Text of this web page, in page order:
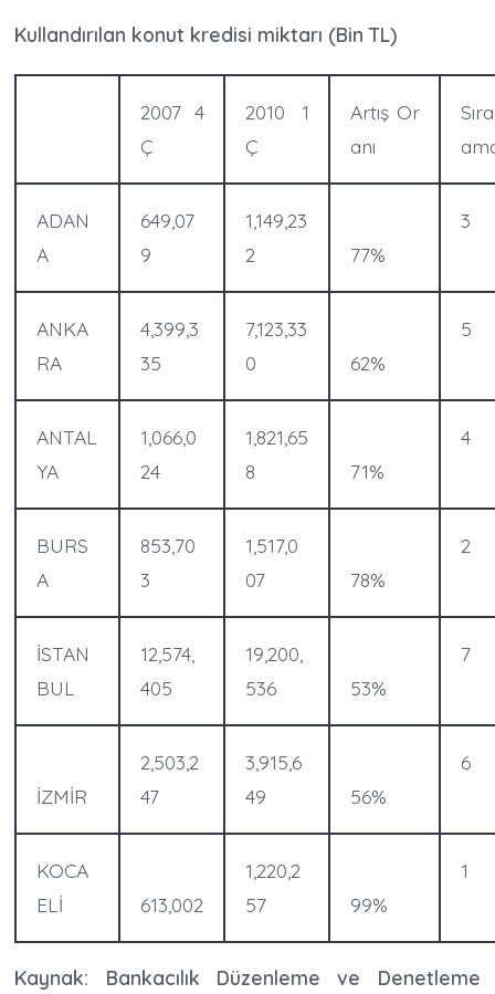
Kullandırılan konut kredisi miktarı (Bin TL)
2007 4
Ç
2010 1
Ç
Artış Or
anı
ADAN
A
649,07
9
1,149,23
2
77%
3
ANKA
RA
4,399,3
35
7,123,33
0
62%
5
ANTAL
YA
1,066,0
24
1,821,65
8
71%
4
BURS
A
853,70
3
1,517,0
07
78%
2
İSTAN
BUL
12,574,
405
19,200,
536
53%
7
İZMİR
2,503,2
47
3,915,6
49
56%
6
KOCA
ELİ
613,002
1,220,2
57
99%
1
Kaynak: Bankacılık Düzenleme ve Denetleme